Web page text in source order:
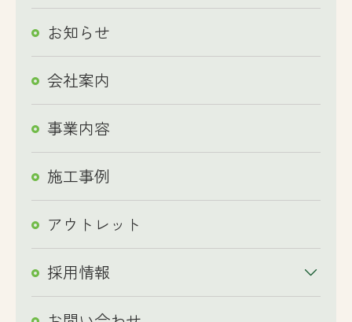
お知らせ
会社案内
事業内容
施工事例
アウトレット
採用情報